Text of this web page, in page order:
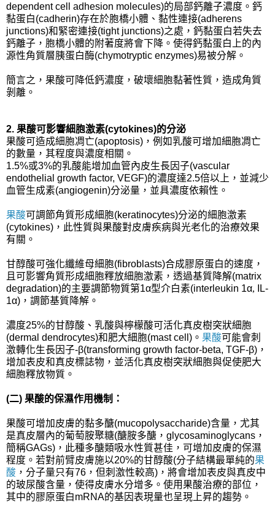
dependent cell adhesion molecules)的局部鈣離子濃度。鈣
黏蛋白(cadherin)存在於胞橋小體、黏性連接(adherens
junctions)和緊密連接(tight junctions)之處，鈣黏蛋白若失去
鈣離子，胞橋小體的附著度將會下降。使得鈣黏蛋白上的內
源性角質層胰蛋白酶(chymotryptic enzymes)易被分解。
簡言之，果酸可降低鈣濃度，破壞細胞黏著性質，造成角質
剝離。
2. 果酸可影響細胞激素(cytokines)的分泌
果酸可造成細胞凋亡(apoptosis)，例如乳酸可增加細胞凋亡
的數量，其程度與濃度相關。
1.5%或3%的乳酸能增加血管內皮生長因子(vascular
endothelial growth factor, VEGF)的濃度達2.5倍以上，並減少
血管生成素(angiogenin)分泌量，並具濃度依賴性。
果酸可調節角質形成細胞(keratinocytes)分泌的細胞激素
(cytokines)，此性質與果酸對皮膚疾病與光老化的治療效果
有關。
甘醇酸可強化纖維母細胞(fibroblasts)合成膠原蛋白的速度，
且可影響角質形成細胞釋放細胞激素，透過基質降解(matrix
degradation)的主要調節物質第1α型介白素(interleukin 1α,
IL-
1α)，調節基質降解。
濃度25%的甘醇酸、乳酸與檸檬酸可活化真皮樹突狀細胞
(dermal dendrocytes)和肥大細胞(mast cell)。 果酸可能會刺
激轉化生長因子-β(transforming growth factor-beta, TGF-β)，
增加表皮和真皮標誌物，並活化真皮樹突狀細胞與促使肥大
細胞釋放物質。
(二) 果酸的保濕作用機制：
果酸可增加皮膚的黏多醣(mucopolysaccharide)含量，尤其
是真皮層內的葡萄胺聚糖(醣胺多醣，glycosaminoglycans，
簡稱GAGs)，此種多醣類吸水性質甚佳，可增加皮膚的保濕
程度。若對前臂皮膚施以20%的甘醇酸(分子結構最單純的果
酸 ，分子量只有76，但刺激性較高)，將會增加表皮與真皮中
的玻尿酸含量，使得皮膚水分增多。使用果酸治療的部位，
其中的膠原蛋白mRNA的基因表現量也呈現上昇的趨勢。